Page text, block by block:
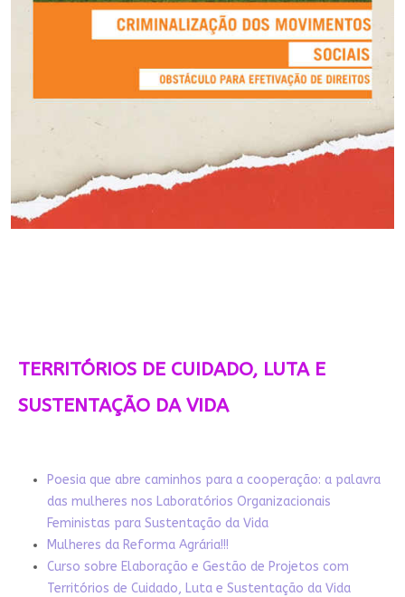
TERRITÓRIOS DE CUIDADO, LUTA E
SUSTENTAÇÃO DA VIDA
Poesia que abre caminhos para a cooperação: a palavra
das mulheres nos Laboratórios Organizacionais
Feministas para Sustentação da Vida
Mulheres da Reforma Agrária!!!
Curso sobre Elaboração e Gestão de Projetos com
Territórios de Cuidado, Luta e Sustentação da Vida